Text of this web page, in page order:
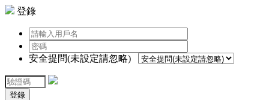
登錄
安全提問(未設定請忽略)
登錄